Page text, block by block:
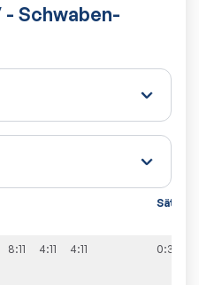
- Schwaben-
Sätze
8:11 4:11 4:11 0:3